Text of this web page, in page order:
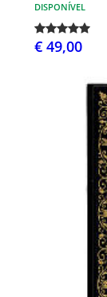
DISPONÍVEL
€ 49,00